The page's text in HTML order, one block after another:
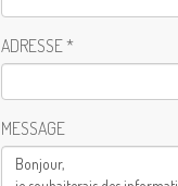
ADRESSE *
MESSAGE